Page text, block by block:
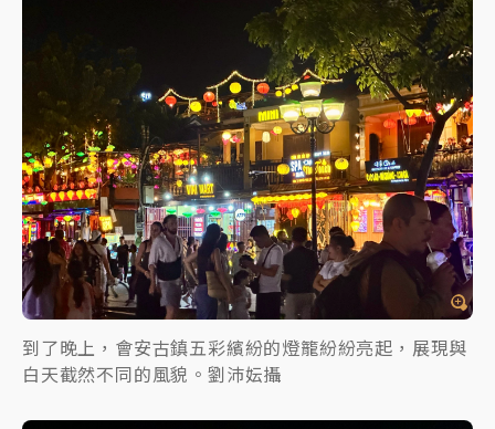
到了晚上，會安古鎮五彩繽紛的燈籠紛紛亮起，展現與
白天截然不同的風貌。劉沛妘攝